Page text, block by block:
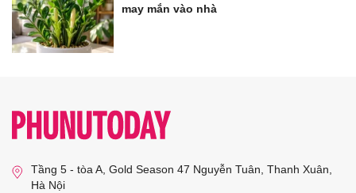
may mắn vào nhà
Tầng 5 - tòa A, Gold Season 47 Nguyễn Tuân, Thanh Xuân,
Hà Nội